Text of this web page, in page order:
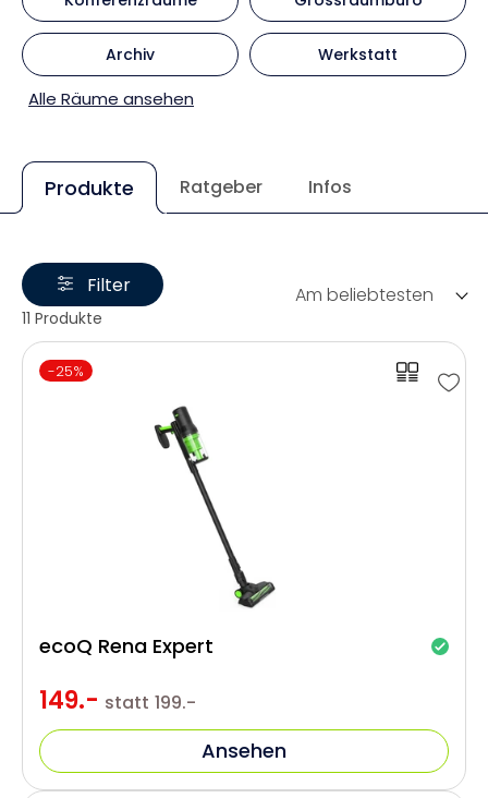
Archiv Werkstatt
Alle Räume ansehen
Produkte Ratgeber Infos
Filter
11 Produkte
Am beliebtesten
-25%
149.- statt 199.-
ecoQ Rena Expert
Ansehen